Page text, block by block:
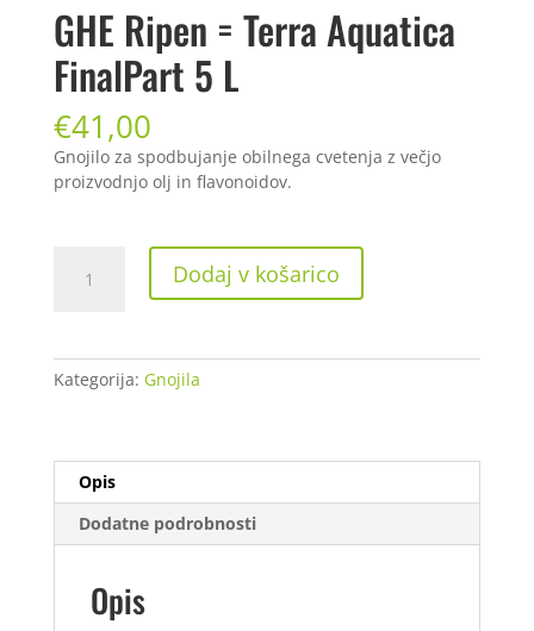
GHE Ripen = Terra Aquatica
FinalPart 5 L
€41,00
Gnojilo za spodbujanje obilnega cvetenja z večjo
proizvodnjo olj in flavonoidov.
Ripen
Aquatica
FinalPart
količina
Dodaj v košarico
Kategorija: Gnojila
Opis
Dodatne podrobnosti
Opis